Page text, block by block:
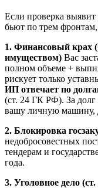
Если проверка выявит
бьют по трем
1. Финансовый крах
имуществом) Вас
полном объеме +
рискует только
ИП отвечает по
(ст. 24 ГК РФ). За
вашу личную машину,
2. Блокировка
недобросовестных
тендерам и
года.
3. Уголовное дело